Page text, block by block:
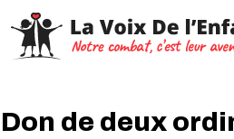
Don de deux